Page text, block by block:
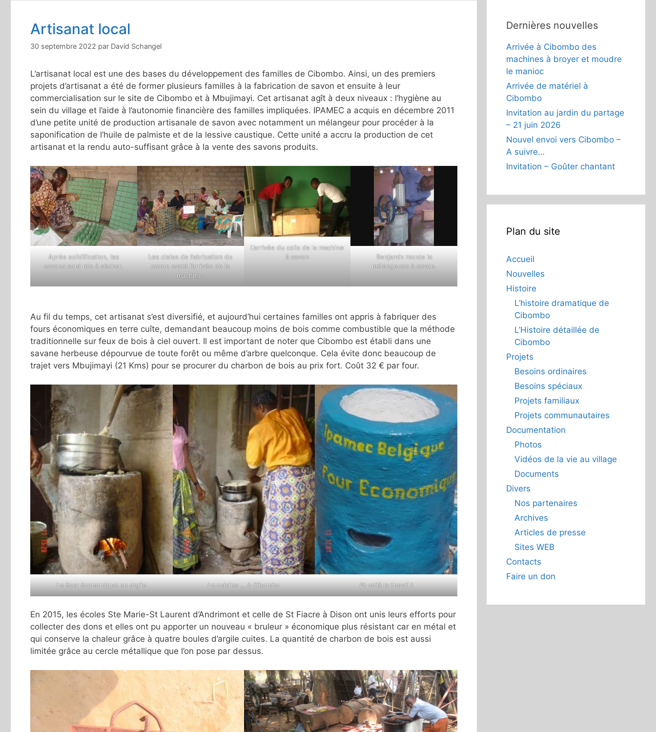
Artisanat local
30 septembre 2022 par David Schangel
L’artisanat local est une des bases du développement des familles de Cibombo. Ainsi, un des premiers
projets d’artisanat a été de former plusieurs familles à la fabrication de savon et ensuite à leur
commercialisation sur le site de Cibombo et à Mbujimayi. Cet artisanat agît à deux niveaux : l’hygiène au
sein du village et l’aide à l’autonomie financière des familles impliquées. IPAMEC a acquis en décembre 2011
d’une petite unité de production artisanale de savon avec notamment un mélangeur pour procéder à la
saponification de l’huile de palmiste et de la lessive caustique. Cette unité a accru la production de cet
artisanat et la rendu auto-suffisant grâce à la vente des savons produits.
Après solidification, les
savons sont mis à sècher.
Les cleies de fabrication du
savon avant l’arrivée de la
machine.
L’arrivée du colis de la machine
à savon
Benjamin monte la
mélangeuse à savon.
Au fil du temps, cet artisanat s’est diversifié, et aujourd’hui certaines familles ont appris à fabriquer des
fours économiques en terre cuîte, demandant beaucoup moins de bois comme combustible que la méthode
traditionnelle sur feux de bois à ciel ouvert. Il est important de noter que Cibombo est établi dans une
savane herbeuse dépourvue de toute forêt ou même d’arbre quelconque. Cela évite donc beaucoup de
trajet vers Mbujimayi (21 Kms) pour se procurer du charbon de bois au prix fort. Coût 32 € par four.
Le four économique en argile La cuisine … à Cibombo Et voilà le travail !
En 2015, les écoles Ste Marie-St Laurent d’Andrimont et celle de St Fiacre à Dison ont unis leurs efforts pour
collecter des dons et elles ont pu apporter un nouveau « bruleur » économique plus résistant car en métal et
qui conserve la chaleur grâce à quatre boules d’argile cuites. La quantité de charbon de bois est aussi
limitée grâce au cercle métallique que l’on pose par dessus.
Dernières nouvelles
Arrivée à Cibombo des
machines à broyer et moudre
le manioc
Arrivée de matériel à
Cibombo
Invitation au jardin du partage
– 21 juin 2026
Nouvel envoi vers Cibombo –
A suivre…
Invitation – Goûter chantant
Plan du site
Accueil
Nouvelles
Histoire
L’histoire dramatique de
Cibombo
L’Histoire détaillée de
Cibombo
Projets
Besoins ordinaires
Besoins spéciaux
Projets familiaux
Projets communautaires
Documentation
Photos
Vidéos de la vie au village
Documents
Divers
Nos partenaires
Archives
Articles de presse
Sites WEB
Contacts
Faire un don